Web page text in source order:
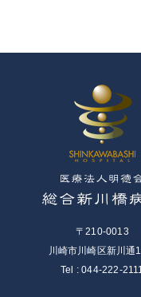
〒210-0013
川崎市川崎区新川通
Tel : 044-222-